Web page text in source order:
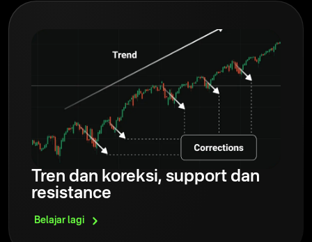
Tren dan koreksi, support dan
resistance
Belajarlagi